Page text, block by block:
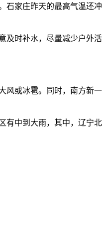
石家庄昨天的最高气温还冲
及时补水，尽量减少户外活
风或冰雹。同时，南方新一
有中到大雨，其中，辽宁北